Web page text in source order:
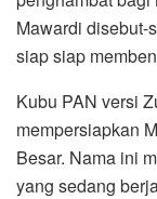
Mawardi disebut-
siap siap
Kubu PAN versi
mempersiapkan
Besar. Nama ini
yang sedang